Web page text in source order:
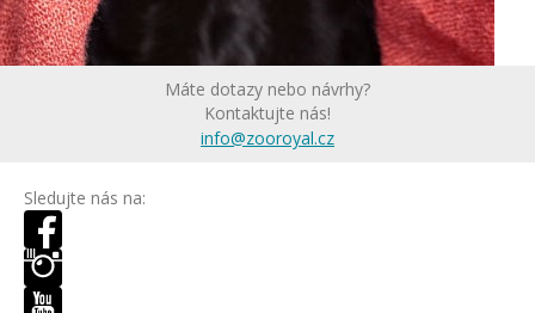
Máte dotazy nebo návrhy?
Kontaktujte nás!
info@zooroyal.cz
Sledujte nás na: